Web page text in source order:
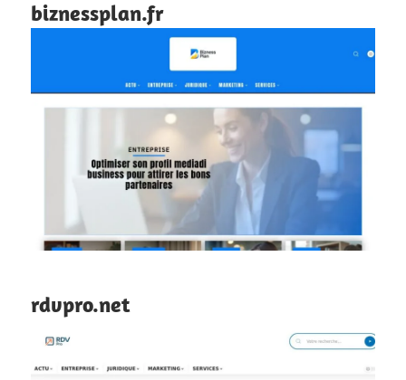
biznessplan.fr
rdvpro.net